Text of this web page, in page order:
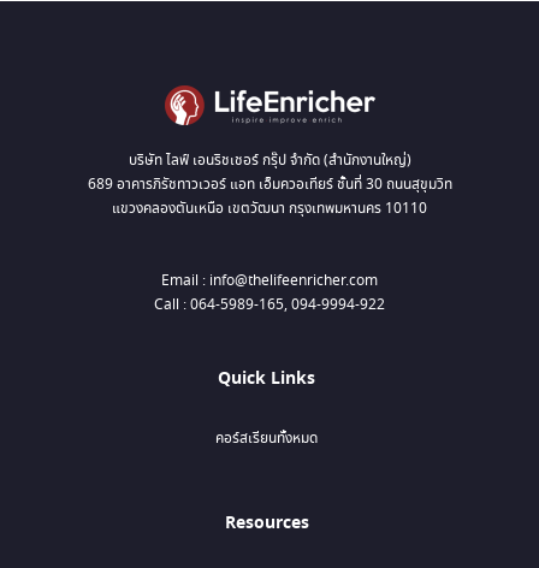
บริษัท ไลฟ์ เอนริชเชอร์ กรุ๊ป จำกัด (สำนักงานใหญ่)
689 อาคารภิรัชทาวเวอร์ แอท เอ็มควอเทียร์ ชั้นที่ 30 ถนนสุขุมวิท
แขวงคลองตันเหนือ เขตวัฒนา กรุงเทพมหานคร 10110
Email : info@thelifeenricher.com
Call : 064-5989-165, 094-9994-922
Quick Links
คอร์สเรียนทั้งหมด
Resources